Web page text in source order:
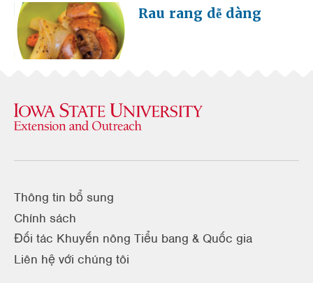
Rau rang dễ dàng
Thông tin bổ sung
Chính sách
Đối tác Khuyến nông Tiểu bang & Quốc gia
Liên hệ với chúng tôi